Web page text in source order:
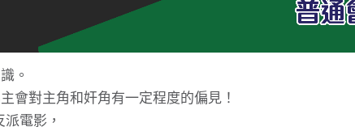
。
會對主角和奸角有一定程度的偏見！
電影，